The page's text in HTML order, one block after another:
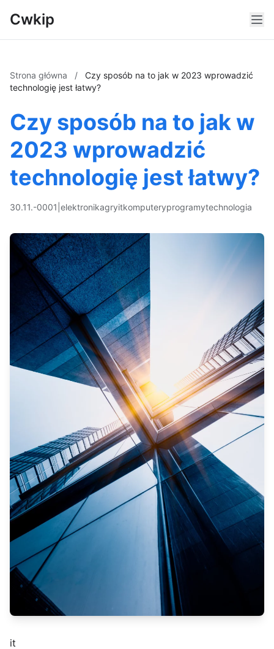
Cwkip
Strona główna /
Czy sposób na to jak w 2023 wprowadzić
technologię jest łatwy?
Czy sposób na to jak w
2023 wprowadzić
technologię jest łatwy?
30.11.-0001 elektronikagryitkomputeryprogramytechnologia
it